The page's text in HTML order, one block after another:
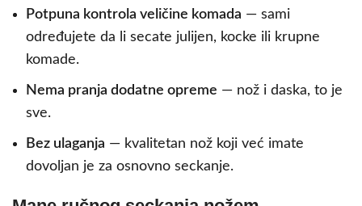
Potpuna kontrola veličine komada — sami
određujete da li secate julijen, kocke ili krupne
komade.
Nema pranja dodatne opreme — nož i daska, to je
sve.
Bez ulaganja — kvalitetan nož koji već imate
dovoljan je za osnovno seckanje.